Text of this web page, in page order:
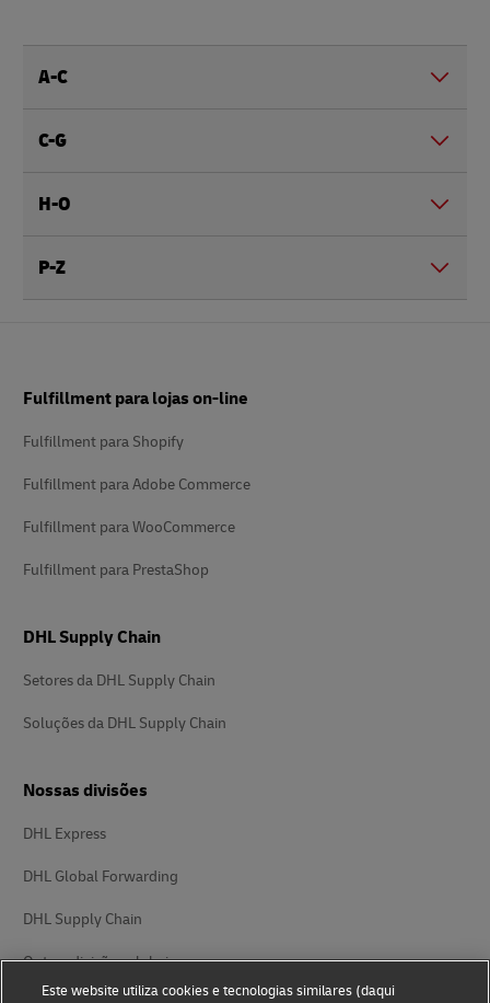
A-C
C-G
H-O
P-Z
Fulfillment para lojas on-line
Fulfillment para Shopify
Fulfillment para Adobe Commerce
Fulfillment para WooCommerce
Fulfillment para PrestaShop
DHL Supply Chain
Setores da DHL Supply Chain
Soluções da DHL Supply Chain
Nossas divisões
DHL Express
DHL Global Forwarding
DHL Supply Chain
Outras divisões globais
Este website utiliza cookies e tecnologias similares (daqui